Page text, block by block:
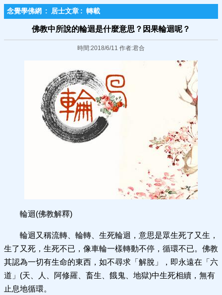
念覺學佛網 : 居士文章 : 轉載
佛教中所說的輪迴是什麼意思？因果輪迴呢？
時間:2018/6/11 作者:君合
輪迴(佛教解釋)
輪迴又稱流轉、輪轉、生死輪迴，意思是眾生死了又生，
生了又死，生死不已，像車輪一樣轉動不停，循環不已。佛教
其認為一切有生命的東西，如不尋求「解脫」，即永遠在「六
道」(天、人、阿修羅、畜生、餓鬼、地獄)中生死相續，無有
止息地循環。